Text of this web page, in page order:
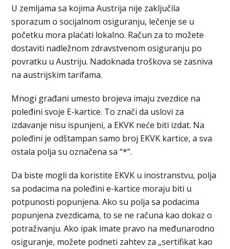
U zemljama sa kojima Austrija nije zaključila
sporazum o socijalnom osiguranju, lečenje se u
početku mora plaćati lokalno. Račun za to možete
dostaviti nadležnom zdravstvenom osiguranju po
povratku u Austriju. Nadoknada troškova se zasniva
na austrijskim tarifama.
Mnogi građani umesto brojeva imaju zvezdice na
poleđini svoje E-kartice. To znači da uslovi za
izdavanje nisu ispunjeni, a EKVK neće biti izdat. Na
poleđini je odštampan samo broj EKVK kartice, a sva
ostala polja su označena sa “*”.
Da biste mogli da koristite EKVK u inostranstvu, polja
sa podacima na poleđini e-kartice moraju biti u
potpunosti popunjena. Ako su polja sa podacima
popunjena zvezdicama, to se ne računa kao dokaz o
potraživanju. Ako ipak imate pravo na međunarodno
osiguranje, možete podneti zahtev za „sertifikat kao